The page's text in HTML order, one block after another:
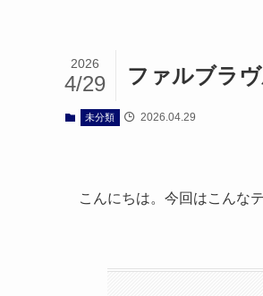
ファルブラ
2026
4/29
未分類 2026.04.29
こんにちは。今回はこんな